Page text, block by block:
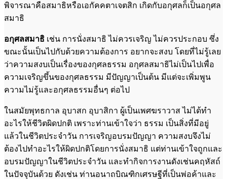
พิจารณาคือสมาธิหรือเอกัคคตาเจตสิก เกิดกับอกุศลก็เป็นอกุศล
สมาธิ
อกุศลสมาธิ เช่น การนั่งสมาธิ ไม่ควรเจริญ ไม่ควรประกอบ ซึ่ง
ขณะนั้นเป็นไปกับด้วยความต้องการ อยากจะสงบ โดยที่ไม่รู้เลย
ว่าความสงบเป็นเรื่องของกุศลธรรม อกุศลสมาธิไม่เป็นไปเพื่อ
ความเจริญขึ้นของกุศลธรรม มีปัญญาเป็นต้น มีแต่จะเพิ่มพูน
ความไม่รู้และอกุศลธรรมอื่นๆ ต่อไป
ในสมัยพุทธกาล อุบาสก อุบาสิกา ผู้เป็นเพศฆราวาส ไม่ได้ทำ
อะไรให้ชีวิตผิดปกติ เพราะท่านเข้าใจว่า ธรรม เป็นสิ่งที่มีอยู่
แล้วในชีวิตประจำวัน การเจริญอบรมปัญญา ความสงบจึงไม่
ต้องไปทำอะไรให้ผิดปกติโดยการนั่งสมาธิ แต่ท่านเข้าใจถูกและ
อบรมปัญญาในชีวิตประจำวัน และทำกิจการงานดังเช่นคฤหัสถ์
ในปัจจุบันด้วย ดังเช่น ท่านอนาถบิณฑิกเศรษฐีที่เป็นพ่อค้าและ